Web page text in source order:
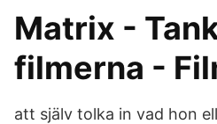
Matrix -
filmerna -
att själv tolka in vad hon